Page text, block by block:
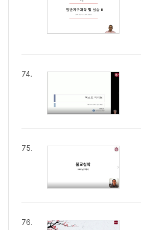
74.
75.
76.